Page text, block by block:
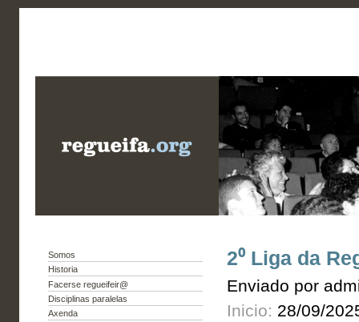
Somos
Historia
Facerse regueifeir@
Disciplinas paralelas
Axenda
2⁰ Liga da
Enviado por
Inicio: 28/09/